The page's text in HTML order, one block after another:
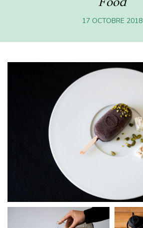
17 OCTOBRE 2018